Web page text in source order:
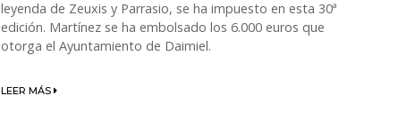
leyenda de Zeuxis y Parrasio, se ha impuesto en esta 30ª
edición. Martínez se ha embolsado los 6.000 euros que
otorga el Ayuntamiento de Daimiel.
LEER MÁS